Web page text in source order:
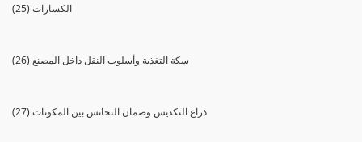
(25) الكسارات
(26) سكة التغذية وأسلوب النقل داخل المصنع
(27) ذراع التكديس وضمان التجانس بين المكونات